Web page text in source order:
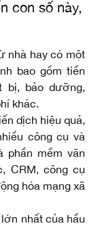
con số này,
nhà hay có một
bao gồm tiền
bị, bảo dưỡng,
khác.
dịch hiệu quả,
công cụ và
phần mềm văn
CRM, công cụ
hóa mạng xã
nhất của hầu